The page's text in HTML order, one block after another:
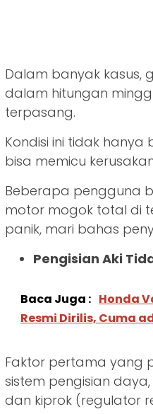
Dalam banyak kasus,
dalam hitungan
terpasang.
Kondisi ini tidak hanya
bisa memicu
Beberapa pengguna
motor mogok total di
panik, mari bahas
Pengisian Aki
Baca Juga : Honda
Resmi Dirilis, Cuma
Faktor pertama yang
sistem pengisian
dan kiprok (regulator